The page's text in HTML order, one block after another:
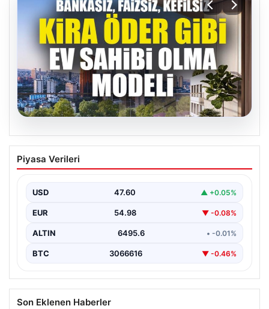
05.08.2026
DAP Yapı’dan bir ilk! Emlak Konut
güvencesi Dap vizyonuyla kendi
Piyasa Verileri
USD 47.60 ▲ +0.05%
EUR 54.98 ▼ -0.08%
ALTIN 6495.6 • -0.01%
BTC 3066616 ▼ -0.46%
Son Eklenen Haberler